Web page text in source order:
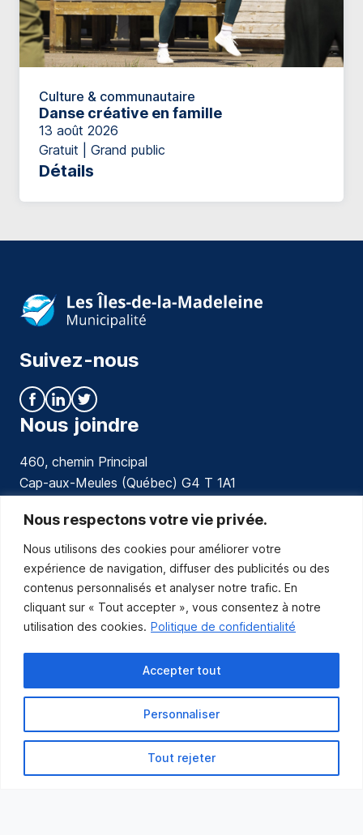
Nous respectons votre vie privée.
Nous utilisons des cookies pour améliorer votre
expérience de navigation, diffuser des publicités ou des
contenus personnalisés et analyser notre trafic. En
cliquant sur « Tout accepter », vous consentez à notre
utilisation des cookies. Politique de confidentialité
Personnaliser
Tout rejeter
Accepter tout
Culture & communautaire
Danse créative en famille
13 août 2026
Gratuit | Grand public
Détails
Suivez-nous
Nous joindre
460, chemin Principal
Cap-aux-Meules (Québec) G4 T 1A1
communications@muniles.ca
418 986-3100
Composez le 1 en tout temps pour toutes urgences.
Abonnez-vous
Abonnez-vous pour recevoir les nouvelles
de la Municipalité par courriel.